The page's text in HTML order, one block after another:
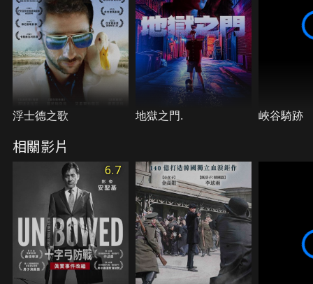
浮士德之歌 地獄之門. 峽谷騎跡
相關影片
6.7